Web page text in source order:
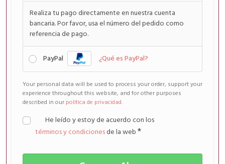
Realiza tu pago directamente en nuestra cuenta
bancaria. Por favor, usa el número del pedido como
referencia de pago.
PayPal ¿Qué es PayPal?
Your personal data will be used to process your order, support your
experience throughout this website, and for other purposes
described in our política de privacidad.
He leído y estoy de acuerdo con los
términos y condicionesde la web *